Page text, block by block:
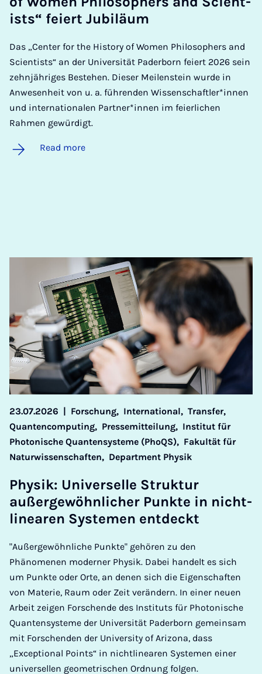
ists“ feiert Ju­biläum
Das „Center for the History of Women Philosophers and
Scientists“ an der Universität Paderborn feiert 2026 sein
zehnjähriges Bestehen. Dieser Meilenstein wurde in
Anwesenheit von u. a. führenden Wissenschaftler*innen
und internationalen Partner*innen im feierlichen
Rahmen gewürdigt.
Read more
23.07.2026 Forschung, International, Transfer,
Quantencomputing, Pressemitteilung, Institut für
Photonische Quantensysteme (PhoQS), Fakultät für
Naturwissenschaften, Department Physik
Physik: Uni­verselle Struk­tur
außergewöhn­lich­er Punkte in nicht­
linear­en Syste­men ent­deckt
"Außergewöhnliche Punkte" gehören zu den
Phänomenen moderner Physik. Dabei handelt es sich
um Punkte oder Orte, an denen sich die Eigenschaften
von Materie, Raum oder Zeit verändern. In einer neuen
Arbeit zeigen Forschende des Instituts für Photonische
Quantensysteme der Universität Paderborn gemeinsam
mit Forschenden der University of Arizona, dass
„Exceptional Points“ in nichtlinearen Systemen einer
universellen geometrischen Ordnung folgen.